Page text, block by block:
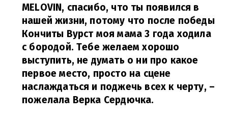
MELOVIN, спасибо, что ты появился в
нашей жизни, потому что после победы
Кончиты Вурст моя мама 3 года ходила
с бородой. Тебе желаем хорошо
выступить, не думать о ни про какое
первое место, просто на сцене
наслаждаться и поджечь всех к черту, –
пожелала Верка Сердючка.